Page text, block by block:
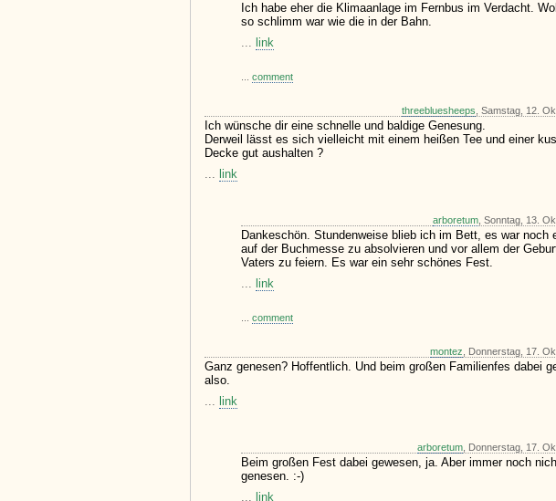
Ich habe eher die Klimaanlage im Fernbus im Verdacht.
so schlimm war wie die in der Bahn.
... link
comment
threebluesheeps , Samstag, 12.
Ich wünsche dir eine schnelle und baldige Genesung.
Derweil lässt es sich vielleicht mit einem heißen Tee und einer
Decke gut aushalten ?
... link
arboretum , Sonntag, 13.
Dankeschön. Stundenweise blieb ich im Bett, es war noch
auf der Buchmesse zu absolvieren und vor allem der
Vaters zu feiern. Es war ein sehr schönes Fest.
... link
comment
montez , Donnerstag, 17.
Ganz genesen? Hoffentlich. Und beim großen Familienfes dabei
also.
... link
arboretum , Donnerstag, 17.
Beim großen Fest dabei gewesen, ja. Aber immer noch
genesen. :-)
... link